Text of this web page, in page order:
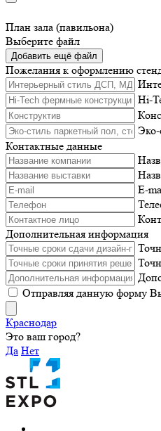
План зала (павильона)
Выберите файл
Добавить ещё файл
Пожелания к оформлению
Hi-
Контактные данные
E-
Дополнительная информация
Отправляя данную форму
Краснодар
Это ваш город?
Да Нет